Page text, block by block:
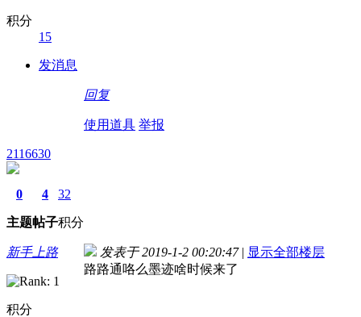
积分
15
发消息
回复
使用道具 举报
2116630
0
主题
4
帖子
32
积分
新手上路
积分
发表于 2019-1-2 00:20:47 | 显示全部楼层
路路通咯么墨迹啥时候来了